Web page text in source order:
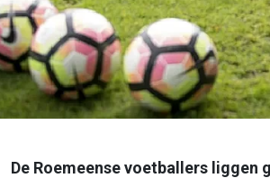
De Roemeense voetballers liggen